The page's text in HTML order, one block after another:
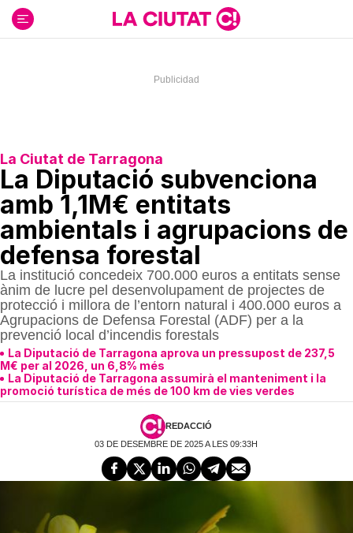
contenido
La Ciutat de Tarragona
La Diputació subvenciona
amb 1,1M€ entitats
ambientals i agrupacions de
defensa forestal
La institució concedeix 700.000 euros a entitats sense
ànim de lucre pel desenvolupament de projectes de
protecció i millora de l’entorn natural i 400.000 euros a
Agrupacions de Defensa Forestal (ADF) per a la
prevenció local d’incendis forestals
La Diputació de Tarragona aprova un pressupost de 237,5
M€ per al 2026, un 6,8% més
La Diputació de Tarragona assumirà el manteniment i la
promoció turística de més de 100 km de vies verdes
REDACCIÓ
03 DE DESEMBRE DE 2025 A LES 09:33H